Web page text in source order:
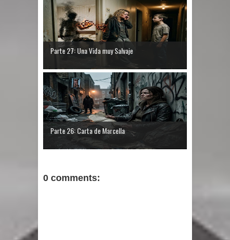
Parte 27: Una Vida muy Salvaje
Parte 26: Carta de Marcella
0 comments: